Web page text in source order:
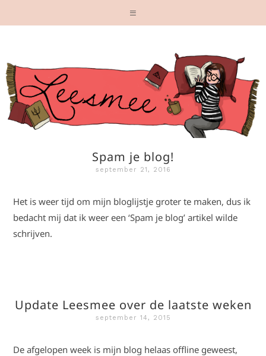
Spam je blog!
september 21, 2016
Het is weer tijd om mijn bloglijstje groter te maken, dus ik
bedacht mij dat ik weer een ‘Spam je blog’ artikel wilde
schrijven.
Update Leesmee over de laatste weken
september 14, 2015
De afgelopen week is mijn blog helaas offline geweest,